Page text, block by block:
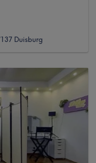
Duisburg